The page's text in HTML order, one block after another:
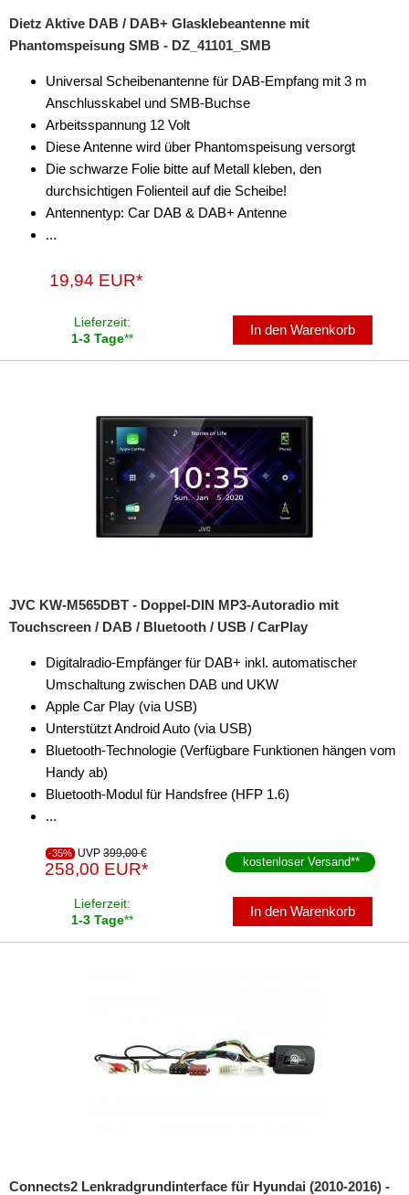
Dietz Aktive DAB / DAB+ Glasklebeantenne mit
Phantomspeisung SMB - DZ_41101_SMB
Universal Scheibenantenne für DAB-Empfang mit 3 m
Anschlusskabel und SMB-Buchse
Arbeitsspannung 12 Volt
Diese Antenne wird über Phantomspeisung versorgt
Die schwarze Folie bitte auf Metall kleben, den
durchsichtigen Folienteil auf die Scheibe!
Antennentyp: Car DAB & DAB+ Antenne
...
19,94 EUR*
Lieferzeit:
1-3 Tage**
In den Warenkorb
JVC KW-M565DBT - Doppel-DIN MP3-Autoradio mit
Touchscreen / DAB / Bluetooth / USB / CarPlay
Digitalradio-Empfänger für DAB+ inkl. automatischer
Umschaltung zwischen DAB und UKW
Apple Car Play (via USB)
Unterstützt Android Auto (via USB)
Bluetooth-Technologie (Verfügbare Funktionen hängen vom
Handy ab)
Bluetooth-Modul für Handsfree (HFP 1.6)
...
-35% UVP 399,00 €
258,00 EUR* kostenloser Versand**
Lieferzeit:
1-3 Tage**
In den Warenkorb
Connects2 Lenkradgrundinterface für Hyundai (2010-2016) -